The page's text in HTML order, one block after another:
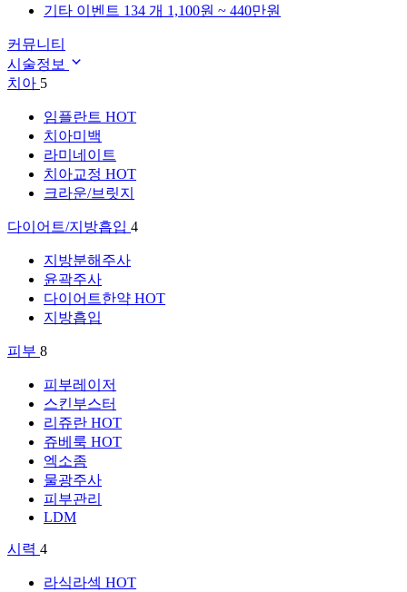
기타 이벤트 134 개 1,100원 ~ 440만원
커뮤니티
시술정보
치아 5
임플란트 HOT
치아미백
라미네이트
치아교정 HOT
크라운/브릿지
다이어트/지방흡입 4
지방분해주사
윤곽주사
다이어트한약 HOT
지방흡입
피부 8
피부레이저
스킨부스터
리쥬란 HOT
쥬베룩 HOT
엑소좀
물광주사
피부관리
LDM
시력 4
라식라섹 HOT